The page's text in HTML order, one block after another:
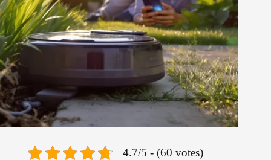
4.7/5 - (60 votes)